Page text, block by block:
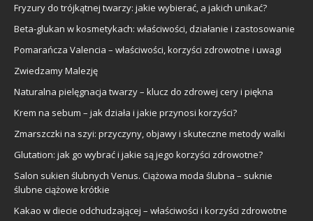
Fryzury do trójkątnej twarzy: jakie wybierać, a jakich unikać?
Beta-glukan w kosmetykach: właściwości, działanie i zastosowanie
Pomarańcza Valencia – właściwości, korzyści zdrowotne i uwagi
Zwiedzamy Malezję
Naturalna pielęgnacja twarzy – klucz do zdrowej cery i piękna
Krem na sebum – jak działa i jakie przynosi korzyści?
Zmarszczki na szyi: przyczyny, objawy i skuteczne metody walki
Glutation: jak go wybrać i jakie są jego korzyści zdrowotne?
Salon sukien ślubnych Venus. Ciążowa moda ślubna – suknie
ślubne ciążowe krótkie
Kakao w diecie odchudzającej – właściwości i korzyści zdrowotne